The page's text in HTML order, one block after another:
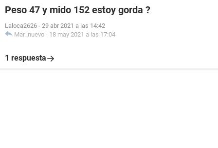
Peso 47 y mido 152 estoy gorda ?
Laloca2626 - 29 abr 2021 a las 14:42
Mar_nuevo - 18 may 2021 a las 17:04
1 respuesta